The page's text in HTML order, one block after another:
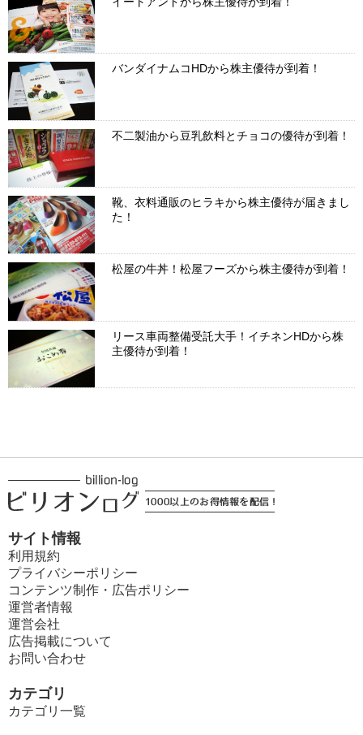
バンダイナムコHDから株主優待が到着！
不二製油から豆乳飲料とチョコの優待が到着！
靴、衣料通販のヒラキから株主優待が届きまし
た！
松屋の牛丼！松屋フーズから株主優待が到着！
リース車両整備受託大手！イチネンHDから株
主優待が到着！
サイト情報
利用規約
プライバシーポリシー
コンテンツ制作・広告ポリシー
運営者情報
運営会社
広告掲載について
お問い合わせ
カテゴリ
カテゴリ一覧